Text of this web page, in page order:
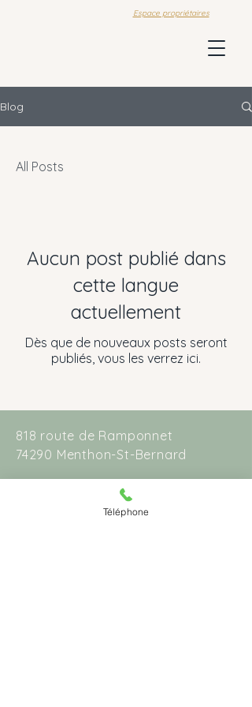
Espace propriétaires
Blog
All Posts
Aucun post publié dans
cette langue
actuellement
Dès que de nouveaux posts seront
publiés, vous les verrez ici.
818 route de Ramponnet
74290 Menthon-St-Bernard
+33(0) 7 81 07 28 07
margot@conciergeprivé.com
Téléphone